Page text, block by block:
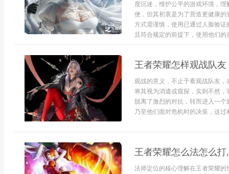
度沉迷，维护公平的游戏环境，
便，但其初衷是为了营造更健康
方式需谨慎，使用已通过人脸验
且符合规定的前提下，使用他们的
王者荣耀怎样观战队
观战的意义，不止于看观战队友
将其视为消遣或窥探，实则不然
脱离了激烈的对抗，转而进入一
乃至他们面对危机时的决策，这过
王者荣耀怎么法怎么
法师定位的核心理解在王者荣耀